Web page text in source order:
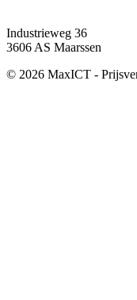
Industrieweg 36
3606 AS Maarssen
© 2026 MaxICT -